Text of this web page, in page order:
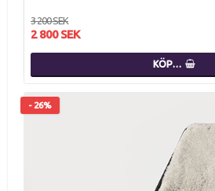
3 200 SEK
2 800 SEK
KÖP…
- 26%